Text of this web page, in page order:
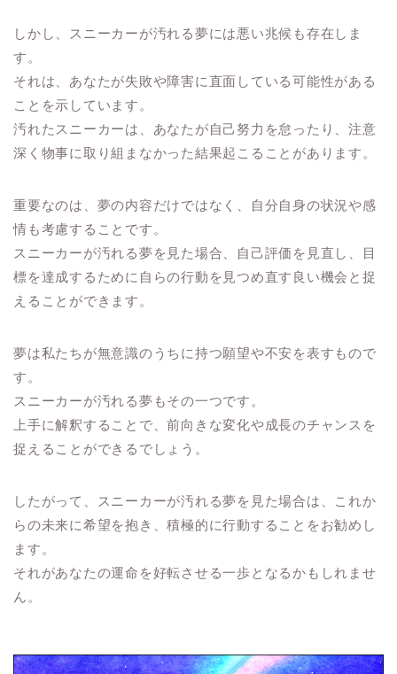
しかし、スニーカーが汚れる夢には悪い兆候も存在しま
す。
それは、あなたが失敗や障害に直面している可能性がある
ことを示しています。
汚れたスニーカーは、あなたが自己努力を怠ったり、注意
深く物事に取り組まなかった結果起こることがあります。
重要なのは、夢の内容だけではなく、自分自身の状況や感
情も考慮することです。
スニーカーが汚れる夢を見た場合、自己評価を見直し、目
標を達成するために自らの行動を見つめ直す良い機会と捉
えることができます。
夢は私たちが無意識のうちに持つ願望や不安を表すもので
す。
スニーカーが汚れる夢もその一つです。
上手に解釈することで、前向きな変化や成長のチャンスを
捉えることができるでしょう。
したがって、スニーカーが汚れる夢を見た場合は、これか
らの未来に希望を抱き、積極的に行動することをお勧めし
ます。
それがあなたの運命を好転させる一歩となるかもしれませ
ん。